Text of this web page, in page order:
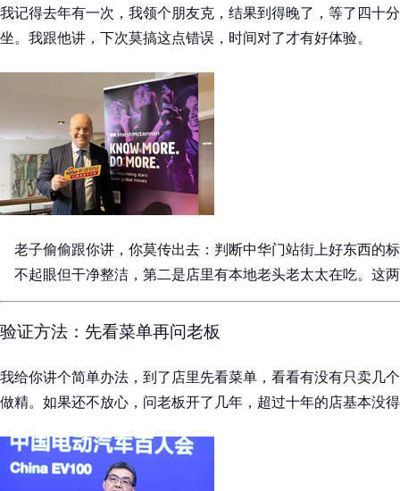
我记得去年有一次，我领个朋友克，结果到得晚了，等了四十
坐。我跟他讲，下次莫搞这点错误，时间对了才有好体验。
老子偷偷跟你讲，你莫传出去：判断中华门站街上好东西
不起眼但干净整洁，第二是店里有本地老头老太太在吃。这
验证方法：先看菜单再问老板
我给你讲个简单办法，到了店里先看菜单，看看有没有只卖几
做精。如果还不放心，问老板开了几年，超过十年的店基本没